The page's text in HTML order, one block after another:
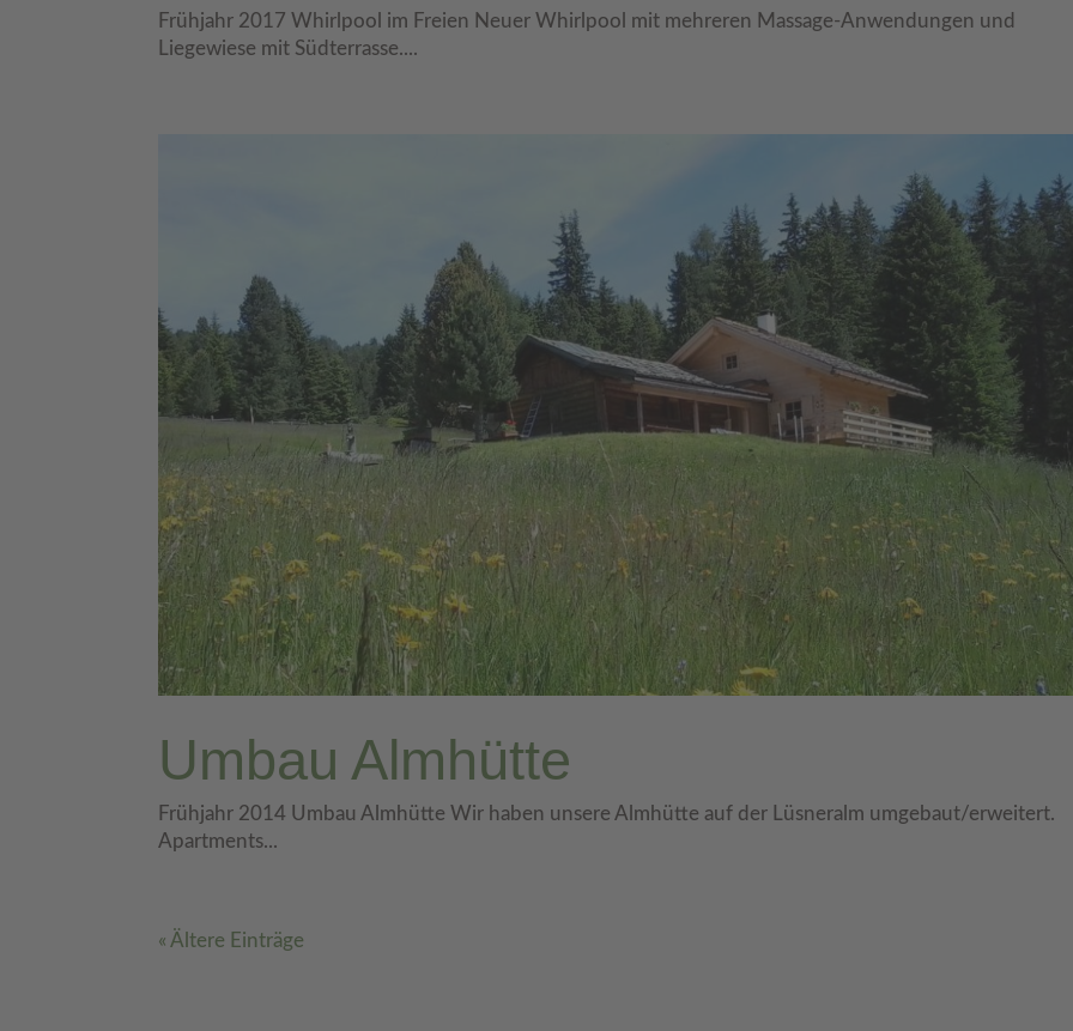
Frühjahr 2017 Whirlpool im Freien Neuer Whirlpool mit mehreren Massage-Anwendungen und
Liegewiese mit Südterrasse....
Umbau Almhütte
Frühjahr 2014 Umbau Almhütte Wir haben unsere Almhütte auf der Lüsneralm umgebaut/erweitert.
Apartments...
« Ältere Einträge